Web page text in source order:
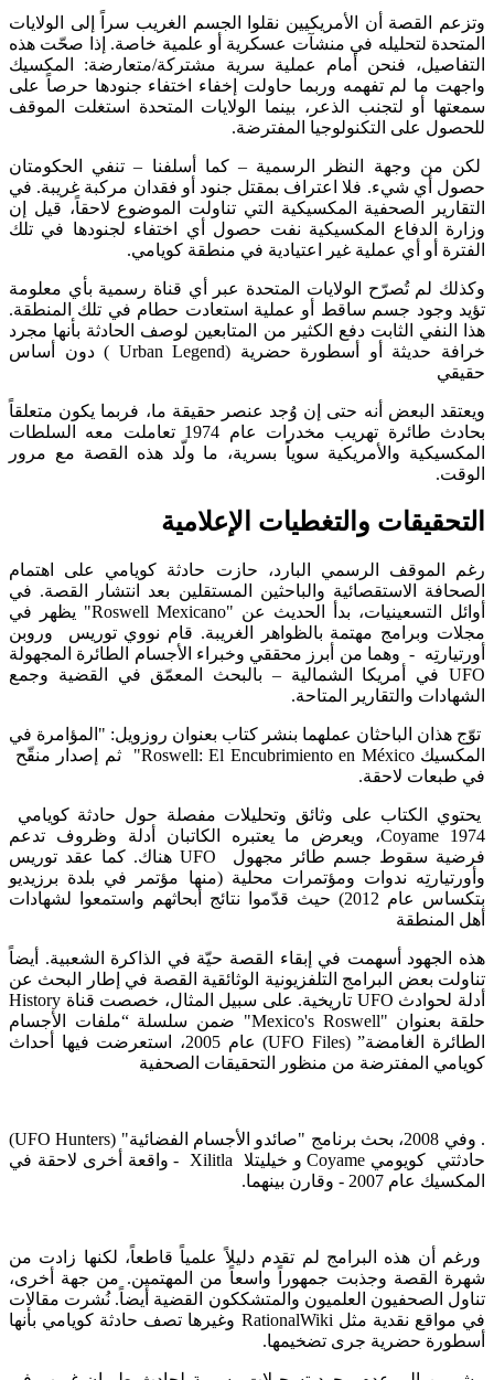
وتزعم القصة أن الأمريكيين نقلوا الجسم الغريب سراً إلى الولايات
المتحدة لتحليله في منشآت عسكرية أو علمية خاصة. إذا صحّت هذه
التفاصيل، فنحن أمام عملية سرية مشتركة/متعارضة: المكسيك
واجهت ما لم تفهمه وربما حاولت إخفاء اختفاء جنودها حرصاً على
سمعتها أو لتجنب الذعر، بينما الولايات المتحدة استغلت الموقف
للحصول على التكنولوجيا المفترضة​.
لكن من وجهة النظر الرسمية – كما أسلفنا – تنفي الحكومتان
حصول أي شيء. فلا اعتراف بمقتل جنود أو فقدان مركبة غريبة. في
التقارير الصحفية المكسيكية التي تناولت الموضوع لاحقاً، قيل إن
وزارة الدفاع المكسيكية نفت حصول أي اختفاء لجنودها في تلك
الفترة أو أي عملية غير اعتيادية في منطقة كويامي​.
وكذلك لم تُصرّح الولايات المتحدة عبر أي قناة رسمية بأي معلومة
تؤيد وجود جسم ساقط أو عملية استعادت حطام في تلك المنطقة.
هذا النفي الثابت دفع الكثير من المتابعين لوصف الحادثة بأنها مجرد
خرافة حديثة أو أسطورة حضرية (Urban Legend ) دون أساس
حقيقي​
ويعتقد البعض أنه حتى إن وُجد عنصر حقيقة ما، فربما يكون متعلقاً
بحادث طائرة تهريب مخدرات عام 1974 تعاملت معه السلطات
المكسيكية والأمريكية سوياً بسرية، ما ولّد هذه القصة مع مرور
الوقت​.
التحقيقات والتغطيات الإعلامية
رغم الموقف الرسمي البارد، حازت حادثة كويامي على اهتمام
الصحافة الاستقصائية والباحثين المستقلين بعد انتشار القصة. في
أوائل التسعينيات، بدأ الحديث عن "Roswell Mexicano" يظهر في
مجلات وبرامج مهتمة بالظواهر الغريبة. قام نووي توريس وروبن
أورتيارتِه - وهما من أبرز محققي وخبراء الأجسام الطائرة المجهولة
UFO في أمريكا الشمالية – بالبحث المعمّق في القضية وجمع
الشهادات والتقارير المتاحة​.
توّج هذان الباحثان عملهما بنشر كتاب بعنوان روزويل: "المؤامرة في
المكسيك Roswell: El Encubrimiento en México" ثم إصدار منقّح
في طبعات لاحقة.​​
يحتوي الكتاب على وثائق وتحليلات مفصلة حول حادثة كويامي
Coyame 1974، ويعرض ما يعتبره الكاتبان أدلة وظروف تدعم
فرضية سقوط جسم طائر مجهول UFO هناك. كما عقد توريس
وأورتيارتِه ندوات ومؤتمرات محلية (منها مؤتمر في بلدة برزيديو
بتكساس عام 2012) حيث قدّموا نتائج أبحاثهم واستمعوا لشهادات
أهل المنطقة​
​هذه الجهود أسهمت في إبقاء القصة حيّة في الذاكرة الشعبية. أيضاً
تناولت بعض البرامج التلفزيونية الوثائقية القصة في إطار البحث عن
أدلة لحوادث UFO تاريخية. على سبيل المثال، خصصت قناة History
حلقة بعنوان "Mexico's Roswell" ضمن سلسلة “ملفات الأجسام
الطائرة الغامضة” (UFO Files) عام 2005، استعرضت فيها أحداث
كويامي المفترضة من منظور التحقيقات الصحفية​
. وفي 2008، بحث برنامج "صائدو الأجسام الفضائية" (UFO Hunters)
حادثتي كويومي Coyame و خيليتلا Xilitla - واقعة أخرى لاحقة في
المكسيك عام 2007 - وقارن بينهما​.
ورغم أن هذه البرامج لم تقدم دليلاً علمياً قاطعاً، لكنها زادت من
شهرة القصة وجذبت جمهوراً واسعاً من المهتمين. من جهة أخرى،
تناول الصحفيون العلميون والمتشككون القضية أيضاً. نُشرت مقالات
في مواقع نقدية مثل RationalWiki وغيرها تصف حادثة كويامي بأنها
أسطورة حضرية جرى تضخيمها​.